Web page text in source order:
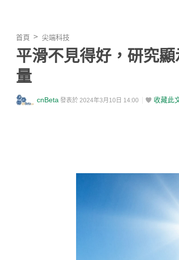
首頁 尖端科技
平滑不見得好，研究
量
cnBeta 發表於 2024年3月10日 14:00 收藏此